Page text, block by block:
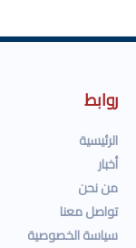
روابط
الرئيسية
أخبار
من نحن
تواصل معنا
سياسة الخصوصية